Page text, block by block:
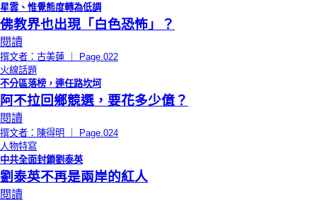
星雲、惟覺態度轉為低調
佛教界也出現「白色恐怖」？
閱讀
撰文者：古美蓮 ｜ Page.022
火線話題
不分區落榜，連任路坎坷
阿不拉回鄉競選，要花多少億？
閱讀
撰文者：陳得明 ｜ Page.024
人物特寫
中共全面封鎖劉泰英
劉泰英不再是兩岸的紅人
閱讀